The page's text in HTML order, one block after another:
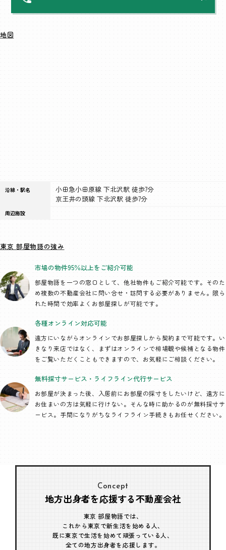
地図
沿線・駅名
小田急小田原線 下北沢駅 徒歩7分
京王井の頭線 下北沢駅 徒歩7分
周辺施設
東京 部屋物語の強み
市場の物件95％以上を ご紹介可能
部屋物語を一つの窓口として、他社物件もご紹介可能です。そのた
め複数の不動産会社に問い合せ・訪問する必要がありません。限ら
れた時間で効率よくお部屋探しが可能です。
各種オンライン対応可能
遠方にいながらオンラインでお部屋探しから契約まで可能です。い
きなり来店ではなく、まずはオンラインで相場観や候補となる物件
をご覧いただくこともできますので、お気軽にご相談ください。
無料採寸サービス・ ライフライン代行サービス
お部屋が決まった後、入居前にお部屋の採寸をしたいけど、遠方に
お住まいの方は気軽に行けない。そんな時に助かるのが無料採寸サ
ービス。手間になりがちなライフライン手続きもお任せください。
Concept
地方出身者を応援する不動産会社
東京 部屋物語では、
これから東京で新生活を始める人、
既に東京で生活を始めて頑張っている人、
全ての地方出身者を応援します。